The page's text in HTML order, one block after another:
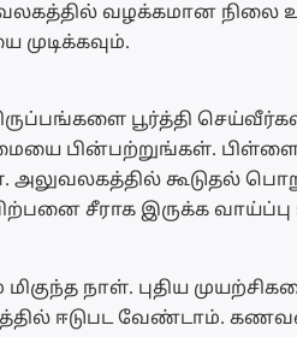
வழக்கமான நிலை
பூர்த்தி
பின்பற்றுங்கள்.
அலுவலகத்தில் கூடுதல்
சீராக இருக்க
நாள். புதிய
ஈடுபட வேண்டாம்.